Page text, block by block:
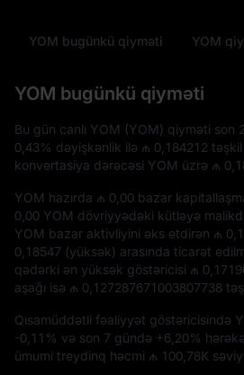
YOM bugünkü qiyməti YOM
YOM bugünkü qiyməti
Bu gün canlı YOM (YOM) qiyməti son
0,43% dəyişkənlik ilə ₼ 0,184212
konvertasiya dərəcəsi YOM üzrə ₼
YOM hazırda ₼ 0,00 bazar
0,00 YOM dövriyyədəki kütləyə
YOM bazar aktivliyini əks etdirən ₼
0,18547 (yüksək) arasında ticarət
qədərki ən yüksək göstəricisi ₼
aşağı isə ₼ 0,127287671003807738
Qısamüddətli fəaliyyət göstəricisində
-0,11% və son 7 gündə +6,20%
ümumi treydinq həcmi ₼ 100,78K